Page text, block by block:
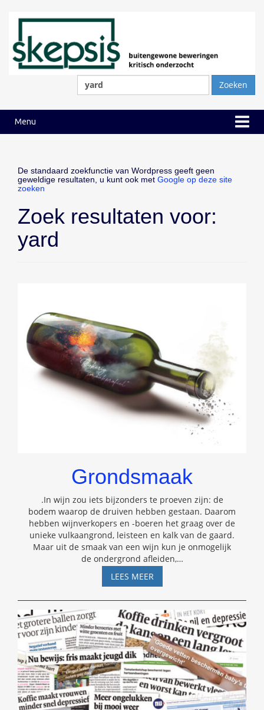
Zoeken
naar:
Menu
De standaard zoekfunctie van Wordpress geeft geen
geweldige resultaten, u kunt ook met Google op deze site
zoeken
Zoek resultaten voor:
yard
Grondsmaak
.In wijn zou iets bijzonders te proeven zijn: de
bodem waarop de druiven hebben gestaan. Daarom
hebben wijnverkopers en -boeren het graag over de
unieke vulkaangrond, leisteen en kalk van de gaard.
Maar uit de smaak van een wijn kun je onmogelijk
de ondergrond afleiden,…
LEES MEERGRONDSMAAK